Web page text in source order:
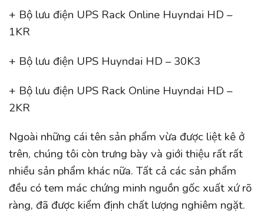
+ Bộ lưu điện UPS Rack Online Huyndai HD –
1KR
+ Bộ lưu điện UPS Huyndai HD – 30K3
+ Bộ lưu điện UPS Rack Online Huyndai HD –
2KR
Ngoài những cái tên sản phẩm vừa được liệt kê ở
trên, chúng tôi còn trưng bày và giới thiệu rất rất
nhiều sản phẩm khác nữa. Tất cả các sản phẩm
đều có tem mác chứng minh nguồn gốc xuất xứ rõ
ràng, đã được kiểm định chất lượng nghiêm ngặt.